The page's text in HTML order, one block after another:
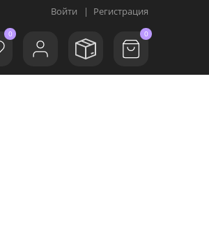
Войти | Регистрация
0 0